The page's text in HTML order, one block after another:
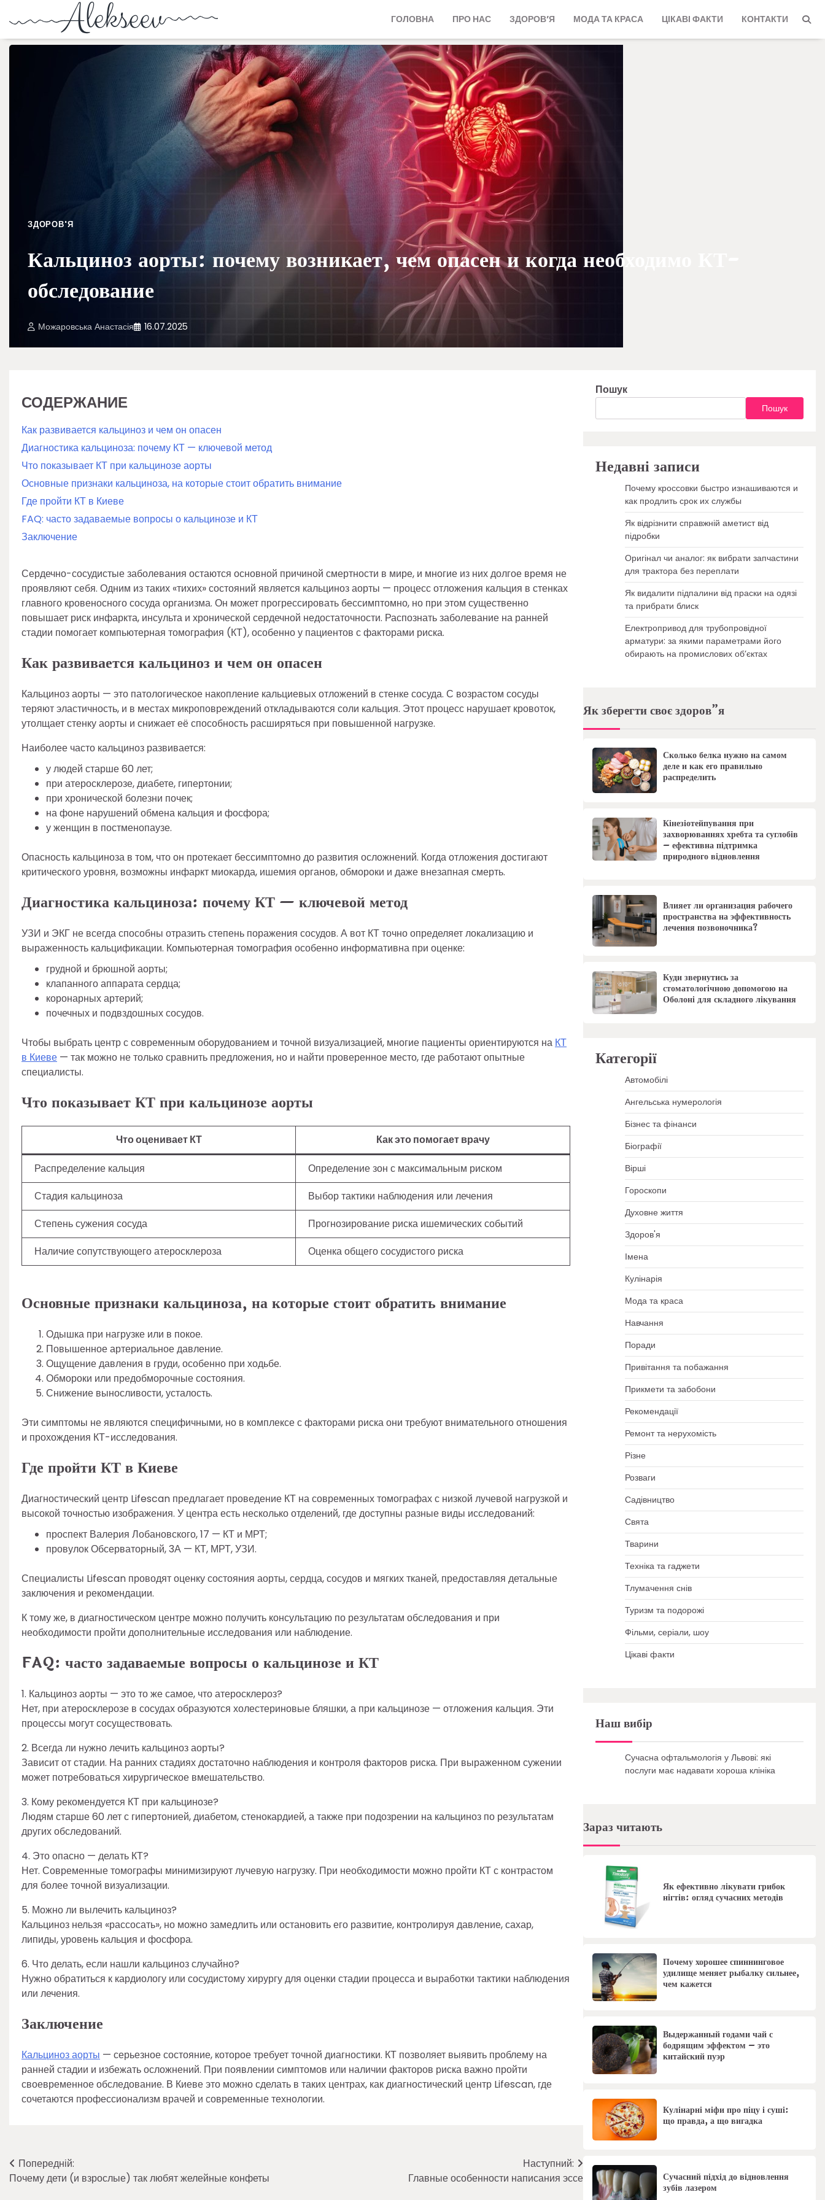
ГОЛОВНА ПРО НАС ЗДОРОВ’Я МОДА ТА КРАСА ЦІКАВІ ФАКТИ КОНТАКТИ
ЗДОРОВ'Я
Кальциноз аорты: почему возникает, чем опасен и когда необходимо КТ-
обследование
Можаровська Анастасія 16.07.2025
СОДЕРЖАНИЕ
Как развивается кальциноз и чем он опасен
Диагностика кальциноза: почему КТ — ключевой метод
Что показывает КТ при кальцинозе аорты
Основные признаки кальциноза, на которые стоит обратить внимание
Где пройти КТ в Киеве
FAQ: часто задаваемые вопросы о кальцинозе и КТ
Заключение
Сердечно-сосудистые заболевания остаются основной причиной смертности в мире, и многие из них долгое время не
проявляют себя. Одним из таких «тихих» состояний является кальциноз аорты — процесс отложения кальция в стенках
главного кровеносного сосуда организма. Он может прогрессировать бессимптомно, но при этом существенно
повышает риск инфаркта, инсульта и хронической сердечной недостаточности. Распознать заболевание на ранней
стадии помогает компьютерная томография (КТ), особенно у пациентов с факторами риска.
Как развивается кальциноз и чем он опасен
Кальциноз аорты — это патологическое накопление кальциевых отложений в стенке сосуда. С возрастом сосуды
теряют эластичность, и в местах микроповреждений откладываются соли кальция. Этот процесс нарушает кровоток,
утолщает стенку аорты и снижает её способность расширяться при повышенной нагрузке.
Наиболее часто кальциноз развивается:
у людей старше 60 лет;
при атеросклерозе, диабете, гипертонии;
при хронической болезни почек;
на фоне нарушений обмена кальция и фосфора;
у женщин в постменопаузе.
Опасность кальциноза в том, что он протекает бессимптомно до развития осложнений. Когда отложения достигают
критического уровня, возможны инфаркт миокарда, ишемия органов, обмороки и даже внезапная смерть.
Диагностика кальциноза: почему КТ — ключевой метод
УЗИ и ЭКГ не всегда способны отразить степень поражения сосудов. А вот КТ точно определяет локализацию и
выраженность кальцификации. Компьютерная томография особенно информативна при оценке:
грудной и брюшной аорты;
клапанного аппарата сердца;
коронарных артерий;
почечных и подвздошных сосудов.
Чтобы выбрать центр с современным оборудованием и точной визуализацией, многие пациенты ориентируются на КТ
в Киеве — так можно не только сравнить предложения, но и найти проверенное место, где работают опытные
специалисты.
Что показывает КТ при кальцинозе аорты
Что оценивает КТ Как это помогает врачу
Распределение кальция
Определение зон с максимальным риском
Стадия кальциноза
Выбор тактики наблюдения или лечения
Степень сужения сосуда
Прогнозирование риска ишемических событий
Наличие сопутствующего атеросклероза
Оценка общего сосудистого риска
Основные признаки кальциноза, на которые стоит обратить внимание
Одышка при нагрузке или в покое.
Повышенное артериальное давление.
Ощущение давления в груди, особенно при ходьбе.
Обмороки или предобморочные состояния.
Снижение выносливости, усталость.
Эти симптомы не являются специфичными, но в комплексе с факторами риска они требуют внимательного отношения
и прохождения КТ-исследования.
Где пройти КТ в Киеве
Диагностический центр Lifescan предлагает проведение КТ на современных томографах с низкой лучевой нагрузкой и
высокой точностью изображения. У центра есть несколько отделений, где доступны разные виды исследований:
проспект Валерия Лобановского, 17 — КТ и МРТ;
провулок Обсерваторный, 3А — КТ, МРТ, УЗИ.
Специалисты Lifescan проводят оценку состояния аорты, сердца, сосудов и мягких тканей, предоставляя детальные
заключения и рекомендации.
К тому же, в диагностическом центре можно получить консультацию по результатам обследования и при
необходимости пройти дополнительные исследования или наблюдение.
FAQ: часто задаваемые вопросы о кальцинозе и КТ
1. Кальциноз аорты — это то же самое, что атеросклероз?
Нет, при атеросклерозе в сосудах образуются холестериновые бляшки, а при кальцинозе — отложения кальция. Эти
процессы могут сосуществовать.
2. Всегда ли нужно лечить кальциноз аорты?
Зависит от стадии. На ранних стадиях достаточно наблюдения и контроля факторов риска. При выраженном сужении
может потребоваться хирургическое вмешательство.
3. Кому рекомендуется КТ при кальцинозе?
Людям старше 60 лет с гипертонией, диабетом, стенокардией, а также при подозрении на кальциноз по результатам
других обследований.
4. Это опасно — делать КТ?
Нет. Современные томографы минимизируют лучевую нагрузку. При необходимости можно пройти КТ с контрастом
для более точной визуализации.
5. Можно ли вылечить кальциноз?
Кальциноз нельзя «рассосать», но можно замедлить или остановить его развитие, контролируя давление, сахар,
липиды, уровень кальция и фосфора.
6. Что делать, если нашли кальциноз случайно?
Нужно обратиться к кардиологу или сосудистому хирургу для оценки стадии процесса и выработки тактики наблюдения
или лечения.
Заключение
Кальциноз аорты — серьезное состояние, которое требует точной диагностики. КТ позволяет выявить проблему на
ранней стадии и избежать осложнений. При появлении симптомов или наличии факторов риска важно пройти
своевременное обследование. В Киеве это можно сделать в таких центрах, как диагностический центр Lifescan, где
сочетаются профессионализм врачей и современные технологии.
Навігація
записів
Попередній:
Почему дети (и взрослые) так любят желейные конфеты
Наступний:
Главные особенности написания эссе
Пошук
Пошук
Недавні записи
Почему кроссовки быстро изнашиваются и
как продлить срок их службы
Як відрізнити справжній аметист від
підробки
Оригінал чи аналог: як вибрати запчастини
для трактора без переплати
Як видалити підпалини від праски на одязі
та прибрати блиск
Електропривод для трубопровідної
арматури: за якими параметрами його
обирають на промислових об’єктах
Як зберегти своє здоров”я
Сколько белка нужно на самом
деле и как его правильно
распределить
Кінезіотейпування при
захворюваннях хребта та суглобів
– ефективна підтримка
природного відновлення
Влияет ли организация рабочего
пространства на эффективность
лечения позвоночника?
Куди звернутись за
стоматологічною допомогою на
Оболоні для складного лікування
Категорії
Автомобілі
Ангельська нумерологія
Бізнес та фінанси
Біографії
Вірші
Гороскопи
Духовне життя
Здоров'я
Імена
Кулінарія
Мода та краса
Навчання
Поради
Привітання та побажання
Прикмети та забобони
Рекомендації
Ремонт та нерухомість
Різне
Розваги
Садівництво
Свята
Тварини
Техніка та гаджети
Тлумачення снів
Туризм та подорожі
Фільми, серіали, шоу
Цікаві факти
Наш вибір
Сучасна офтальмологія у Львові: які
послуги має надавати хороша клініка
Зараз читають
Як ефективно лікувати грибок
нігтів: огляд сучасних методів
Почему хорошее спиннинговое
удилище меняет рыбалку сильнее,
чем кажется
Выдержанный годами чай с
бодрящим эффектом – это
китайский пуэр
Кулінарні міфи про піцу і суші:
що правда, а що вигадка
Сучасний підхід до відновлення
зубів лазером